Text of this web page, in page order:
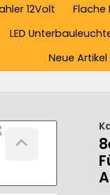
12Volt Flache
LED
Neue Artikel